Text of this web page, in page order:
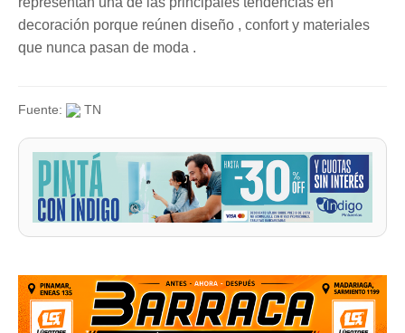
decoración porque reúnen diseño , confort y materiales
que nunca pasan de moda .
Fuente: TN